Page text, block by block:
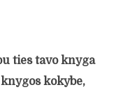
ties tavo knyga
kokybe,